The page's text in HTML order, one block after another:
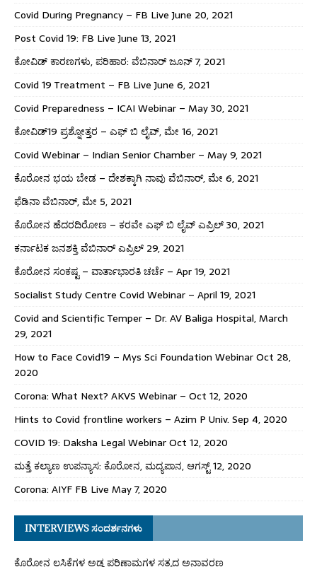
Covid During Pregnancy – FB Live June 20, 2021
Post Covid 19: FB Live June 13, 2021
ಕೋವಿಡ್ ಕಾರಣಗಳು, ಪರಿಹಾರ: ವೆಬಿನಾರ್ ಜೂನ್ 7, 2021
Covid 19 Treatment – FB Live June 6, 2021
Covid Preparedness – ICAI Webinar – May 30, 2021
ಕೋವಿಡ್19 ಪ್ರಶ್ನೋತ್ತರ – ಎಫ್ ಬಿ ಲೈವ್, ಮೇ 16, 2021
Covid Webinar – Indian Senior Chamber – May 9, 2021
ಕೊರೋನ ಭಯ ಬೇಡ – ದೇಶಕ್ಕಾಗಿ ನಾವು ವೆಬಿನಾರ್, ಮೇ 6, 2021
ಫೆಡಿನಾ ವೆಬಿನಾರ್, ಮೇ 5, 2021
ಕೊರೋನ ಹೆದರದಿರೋಣ – ಕರವೇ ಎಫ್ ಬಿ ಲೈವ್ ಎಪ್ರಿಲ್ 30, 2021
ಕರ್ನಾಟಕ ಜನಶಕ್ತಿ ವೆಬಿನಾರ್ ಎಪ್ರಿಲ್ 29, 2021
ಕೊರೋನ ಸಂಕಷ್ಟ – ವಾರ್ತಾಭಾರತಿ ಚರ್ಚೆ – Apr 19, 2021
Socialist Study Centre Covid Webinar – April 19, 2021
Covid and Scientific Temper – Dr. AV Baliga Hospital, March
29, 2021
How to Face Covid19 – Mys Sci Foundation Webinar Oct 28,
2020
Corona: What Next? AKVS Webinar – Oct 12, 2020
Hints to Covid frontline workers – Azim P Univ. Sep 4, 2020
COVID 19: Daksha Legal Webinar Oct 12, 2020
ಮತ್ತೆ ಕಲ್ಯಾಣ ಉಪನ್ಯಾಸ: ಕೊರೋನ, ಮದ್ಯಪಾನ, ಆಗಸ್ಟ್ 12, 2020
Corona: AIYF FB Live May 7, 2020
INTERVIEWS ಸಂದರ್ಶನಗಳು
ಕೊರೋನ ಲಸಿಕೆಗಳ ಅಡ್ಡ ಪರಿಣಾಮಗಳ ಸತ್ಯದ ಅನಾವರಣ